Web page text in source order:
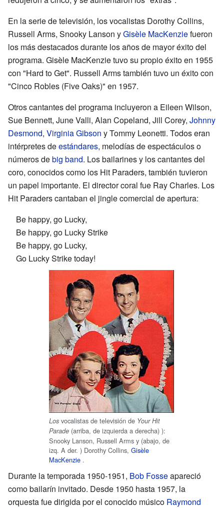
En la serie de televisión, los vocalistas Dorothy Collins,
Russell Arms, Snooky Lanson yGisèle MacKenziefueron
los más destacados durante los años de mayor éxito del
programa. Gisèle MacKenzie tuvo su propio éxito en 1955
con "Hard to Get". Russell Arms también tuvo un éxito con
"Cinco Robles (Five Oaks)" en 1957.
Otros cantantes del programa incluyeron a Eileen Wilson,
Sue Bennett, June Valli, Alan Copeland, Jill Corey, Johnny
Desmond, Virginia Gibson y Tommy Leonetti. Todos eran
intérpretes deestándares, melodías de espectáculos o
números debig band. Los bailarines y los cantantes del
coro, conocidos como los Hit Paraders, también tuvieron
un papel importante. El director coral fue Ray Charles. Los
Hit Paraders cantaban el jingle comercial de apertura:
Be happy, go Lucky,
Be happy, go Lucky Strike
Be happy, go Lucky,
Go Lucky Strike today!
Los vocalistas de televisión de Your Hit
Parade (arriba, de izquierda a derecha) ):
Snooky Lanson, Russell Arms y (abajo, de
izq. A der. ) Dorothy Collins, Gisèle
MacKenzie .
Durante la temporada 1950-1951, Bob Fosseapareció
como bailarín invitado. Desde 1950 hasta 1957, la
orquesta fue dirigida por el conocido músico Raymond